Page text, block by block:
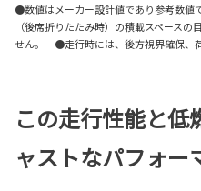
●数値はメーカー設計値であり参考数
（後席折りたたみ時）の積載スペース
せん。 ●走行時には、後方視界確保、
この走行性能と低
ャストなパフォー